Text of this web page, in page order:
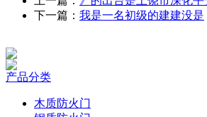
下一篇： 我是一名初级的建建没是
产品分类
木质防火门